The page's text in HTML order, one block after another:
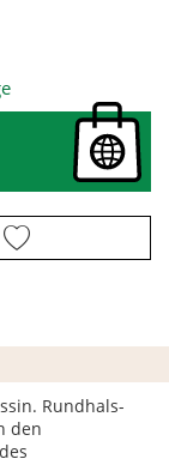
Rundhals-
den